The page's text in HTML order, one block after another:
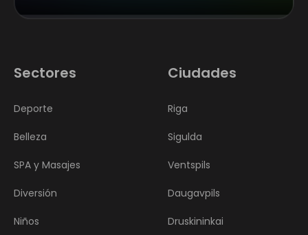
Sectores
Deporte
Belleza
SPA y Masajes
Diversión
Niños
Ciudades
Riga
Sigulda
Ventspils
Daugavpils
Druskininkai